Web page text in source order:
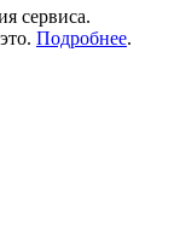
сервиса.
Подробнее.